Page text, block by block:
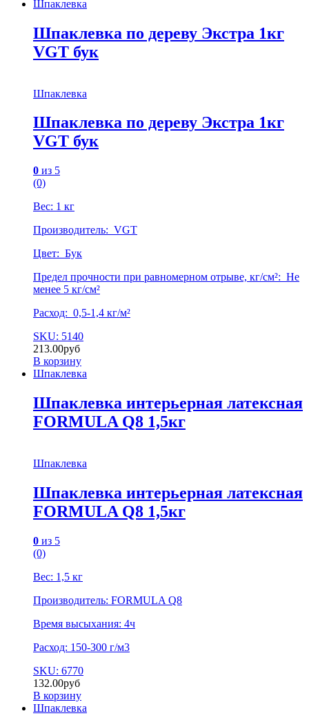
Шпаклевка
Шпаклевка по дереву Экстра 1кг
VGT бук
Шпаклевка
Шпаклевка по дереву Экстра 1кг
VGT бук
0 из 5
(0)
Вес: 1 кг
Производитель: VGT
Цвет: Бук
Предел прочности при равномерном отрыве, кг/см²: Не
менее 5 кг/см²
Расход: 0,5-1,4 кг/м²
SKU: 5140
213.00руб
В корзину
Шпаклевка
Шпаклевка интерьерная латексная
FORMULA Q8 1,5кг
Шпаклевка
Шпаклевка интерьерная латексная
FORMULA Q8 1,5кг
0 из 5
(0)
Вес: 1,5 кг
Производитель: FORMULA Q8
Время высыхания: 4ч
Расход: 150-300 г/м3
SKU: 6770
132.00руб
В корзину
Шпаклевка